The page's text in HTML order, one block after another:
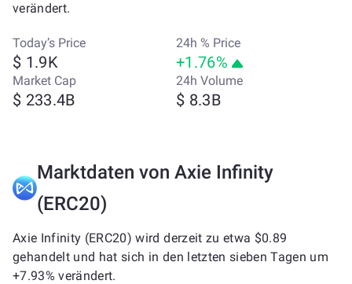
verändert.
Today’s Price
$ 1.9K
24h % Price
+1.76%
Market Cap
$ 233.4B
24h Volume
$ 8.3B
Marktdaten von Axie Infinity
(ERC20)
Axie Infinity (ERC20) wird derzeit zu etwa $0.89
gehandelt und hat sich in den letzten sieben Tagen um
+7.93% verändert.